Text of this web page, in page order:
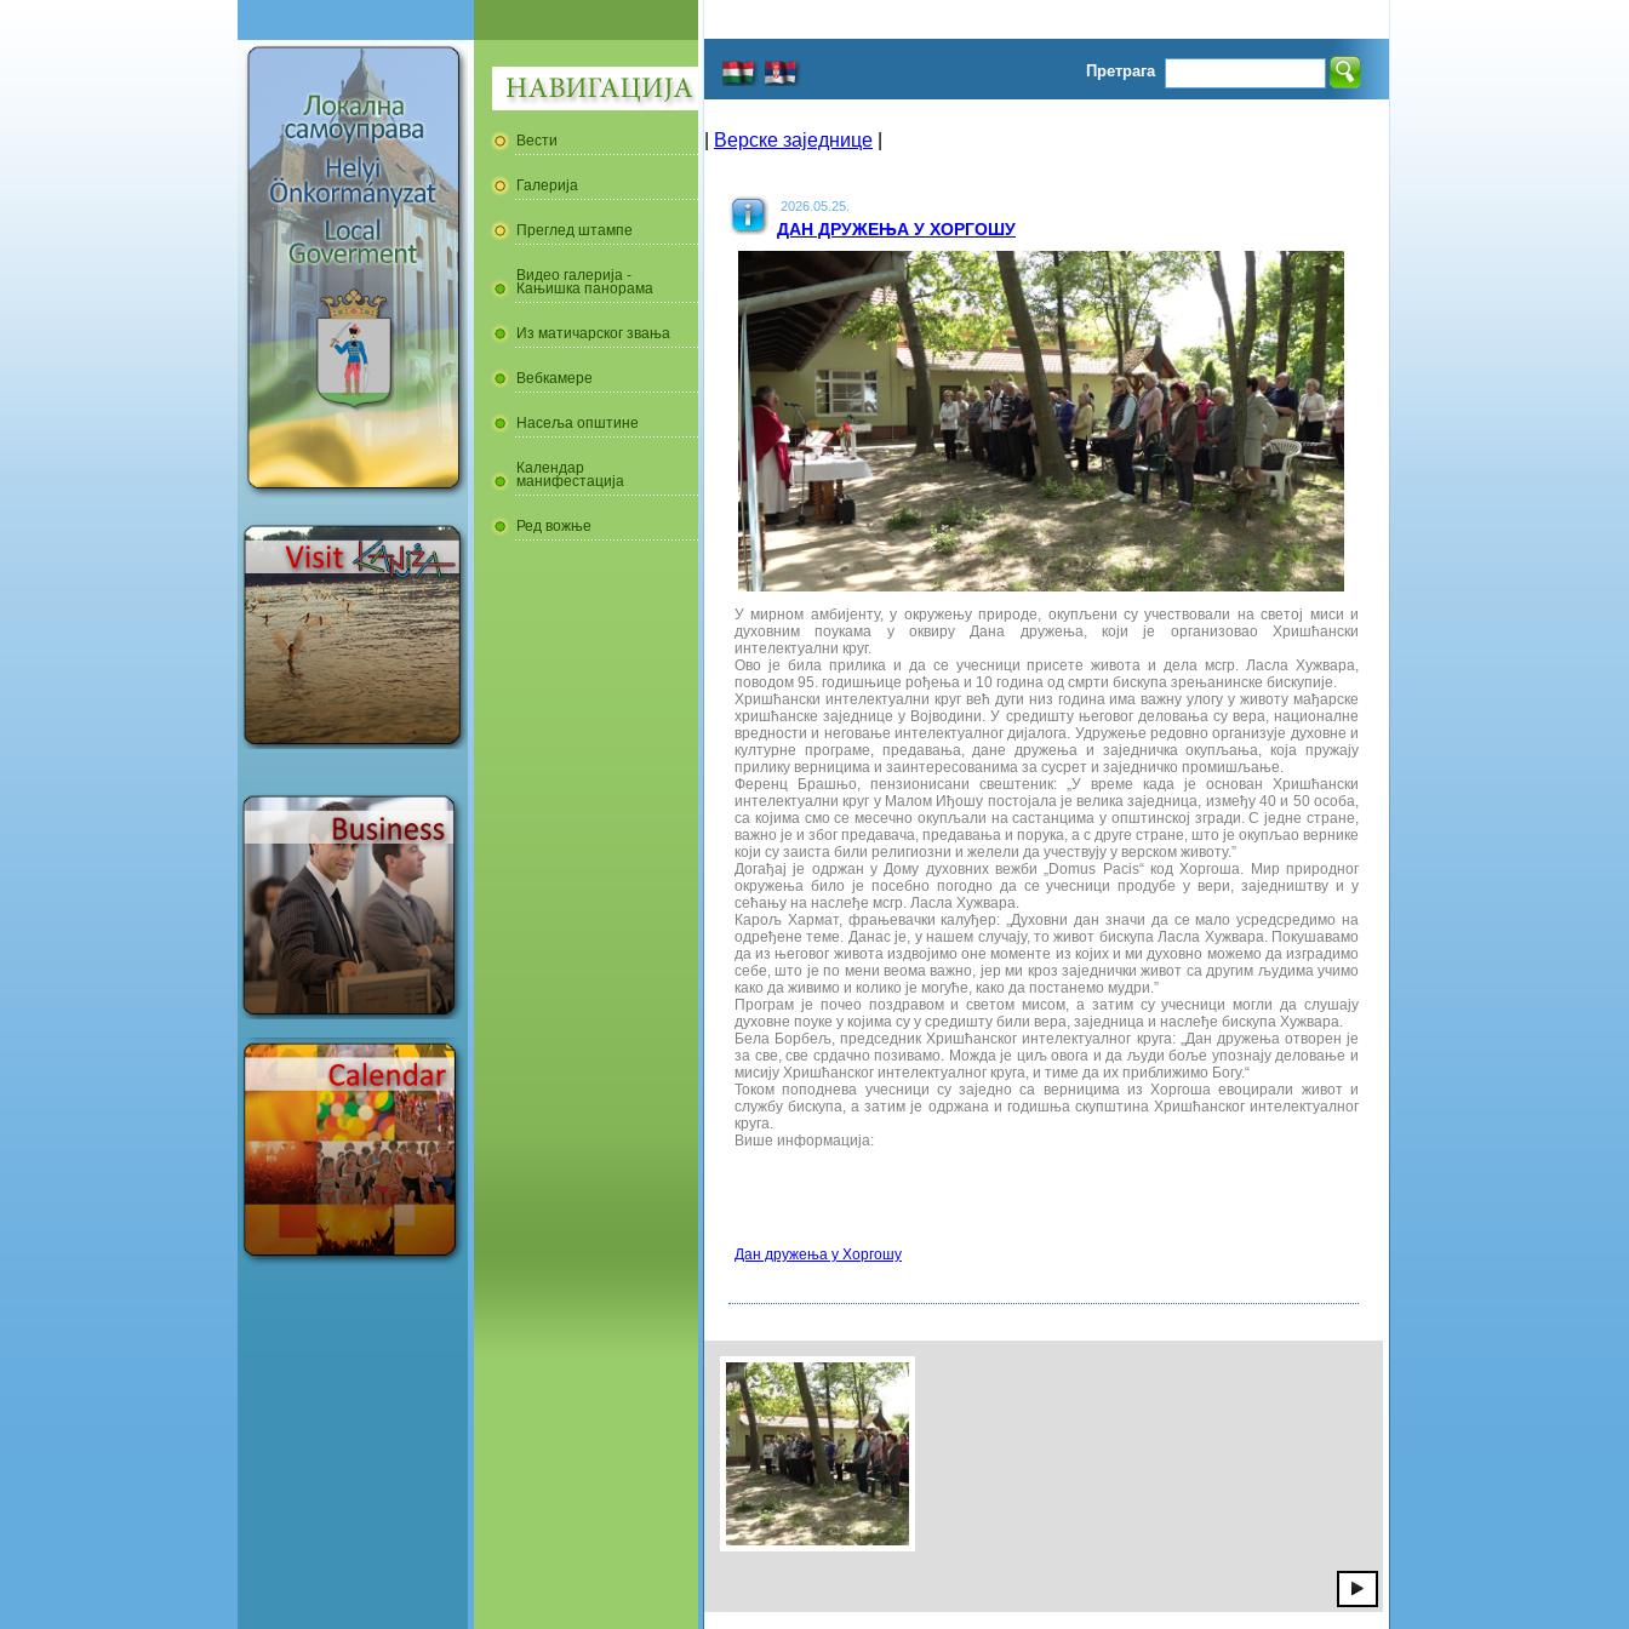
Вести
Галерија
Преглед штампе
Видео галерија -
Кањишка панорама
Из матичарског звања
Вебкамере
Насеља општине
Календар
манифестација
Ред вожње
Претрага
Верске заједнице
2026.05.25.
ДАН ДРУЖЕЊА У ХОРГОШУ
У мирном амбијенту, у окружењу природе, окупљени су учествовали на светој миси и
духовним поукама у оквиру Дана дружења, који је организовао Хришћански
интелектуални круг.
Ово је била прилика и да се учесници присете живота и дела мсгр. Ласла Хужвара,
поводом 95. годишњице рођења и 10 година од смрти бискупа зрењанинске бискупије.
Хришћански интелектуални круг већ дуги низ година има важну улогу у животу мађарске
хришћанске заједнице у Војводини. У средишту његовог деловања су вера, националне
вредности и неговање интелектуалног дијалога. Удружење редовно организује духовне и
културне програме, предавања, дане дружења и заједничка окупљања, која пружају
прилику верницима и заинтересованима за сусрет и заједничко промишљање.
Ференц Брашњо, пензионисани свештеник: „У време када је основан Хришћански
интелектуални круг у Малом Иђошу постојала је велика заједница, између 40 и 50 особа,
са којима смо се месечно окупљали на састанцима у општинској згради. С једне стране,
важно је и због предавача, предавања и порука, а с друге стране, што је окупљао вернике
који су заиста били религиозни и желели да учествују у верском животу.”
Догађај је одржан у Дому духовних вежби „Domus Pacis“ код Хоргоша. Мир природног
окружења било је посебно погодно да се учесници продубе у вери, заједништву и у
сећању на наслеђе мсгр. Ласла Хужвара.
Карољ Хармат, фрањевачки калуђер: „Духовни дан значи да се мало усредсредимо на
одређене теме. Данас је, у нашем случају, то живот бискупа Ласла Хужвара. Покушавамо
да из његовог живота издвојимо оне моменте из којих и ми духовно можемо да изградимо
себе, што је по мени веома важно, јер ми кроз заједнички живот са другим људима учимо
како да живимо и колико је могуће, како да постанемо мудри.”
Програм је почео поздравом и светом мисом, а затим су учесници могли да слушају
духовне поуке у којима су у средишту били вера, заједница и наслеђе бискупа Хужвара.
Бела Борбељ, председник Хришћанског интелектуалног круга: „Дан дружења отворен је
за све, све срдачно позивамо. Можда је циљ овога и да људи боље упознају деловање и
мисију Хришћанског интелектуалног круга, и тиме да их приближимо Богу.“
Током поподнева учесници су заједно са верницима из Хоргоша евоцирали живот и
службу бискупа, а затим је одржана и годишња скупштина Хришћанског интелектуалног
круга.
Више информација:
Дан дружења у Хоргошу